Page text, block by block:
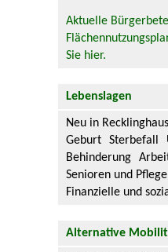
Aktuelle
Sie hier.
Lebenslagen
Neu in
Geburt
Sterbefall
Behinderung
Senioren und Pflege
Finanzielle und
Alternative